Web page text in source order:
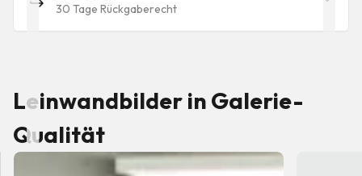
30 Tage Rückgaberecht
Leinwandbilder in Galerie-
Qualität